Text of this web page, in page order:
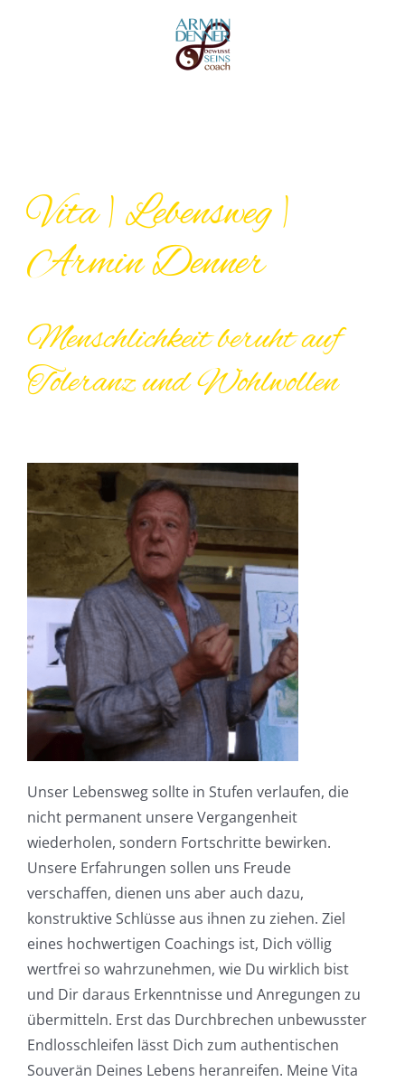
Vita | Lebensweg |
Armin Denner
Menschlichkeit beruht auf
Toleranz und Wohlwollen
Unser Lebensweg sollte in Stufen verlaufen, die
nicht permanent unsere Vergangenheit
wiederholen, sondern Fortschritte bewirken.
Unsere Erfahrungen sollen uns Freude
verschaffen, dienen uns aber auch dazu,
konstruktive Schlüsse aus ihnen zu ziehen. Ziel
eines hochwertigen Coachings ist, Dich völlig
wertfrei so wahrzunehmen, wie Du wirklich bist
und Dir daraus Erkenntnisse und Anregungen zu
übermitteln. Erst das Durchbrechen unbewusster
Endlosschleifen lässt Dich zum authentischen
Souverän Deines Lebens heranreifen. Meine Vita